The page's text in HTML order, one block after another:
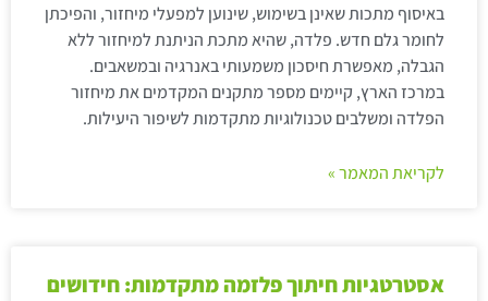
באיסוף מתכות שאינן בשימוש, שינוען למפעלי מיחזור, והפיכתן
לחומר גלם חדש. פלדה, שהיא מתכת הניתנת למיחזור ללא
הגבלה, מאפשרת חיסכון משמעותי באנרגיה ובמשאבים.
במרכז הארץ, קיימים מספר מתקנים המקדמים את מיחזור
הפלדה ומשלבים טכנולוגיות מתקדמות לשיפור היעילות.
לקריאת המאמר »
אסטרטגיות חיתוך פלזמה מתקדמות: חידושים